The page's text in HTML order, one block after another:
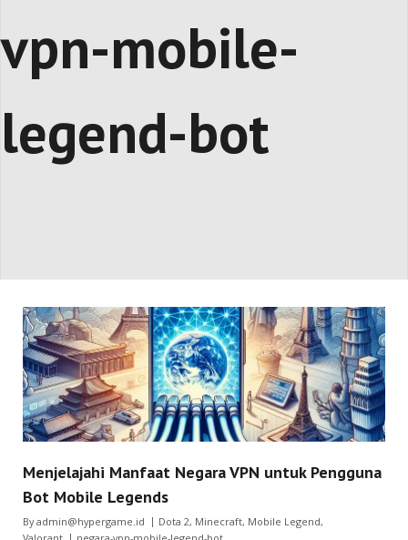
vpn-mobile-
legend-bot
Menjelajahi Manfaat Negara VPN untuk Pengguna
Bot Mobile Legends
Byadmin@hypergame.id Dota 2, Minecraft, Mobile Legend,